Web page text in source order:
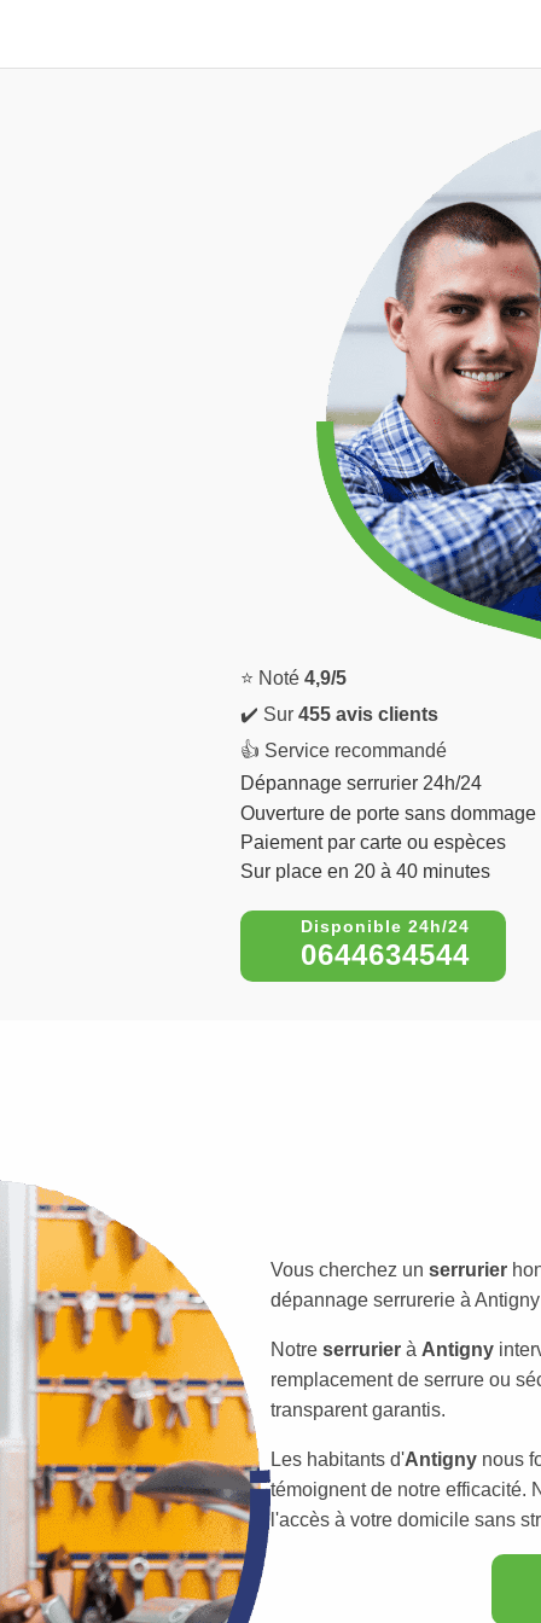
⭐ Noté 4,9/5
✔️ Sur 455 avis clients
👍 Service recommandé
Dépannage serrurier 24h/24
Ouverture de porte sans dommage
Paiement par carte ou espèces
Sur place en 20 à 40 minutes
0644634544
Vous cherchez un serrurier
dépannage serrurerie à
Notre serrurier à Antigny
remplacement de serrure ou
transparent garantis.
Les habitants d'Antigny nous
témoignent de notre efficacité.
l'accès à votre domicile sans